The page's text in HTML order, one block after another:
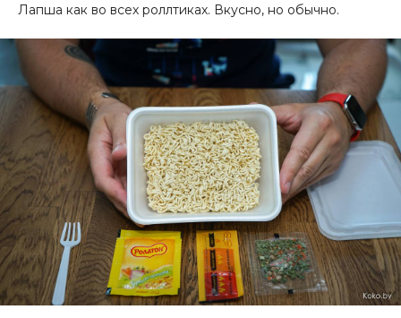
Лапша как во всех роллтиках. Вкусно, но обычно.